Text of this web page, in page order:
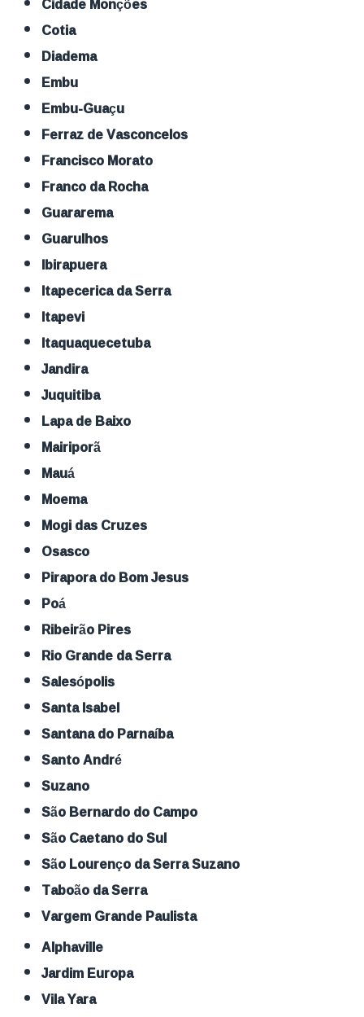
Cotia
Diadema
Embu
Embu-Guaçu
Ferraz de Vasconcelos
Francisco Morato
Franco da Rocha
Guararema
Guarulhos
Ibirapuera
Itapecerica da Serra
Itapevi
Itaquaquecetuba
Jandira
Juquitiba
Lapa de Baixo
Mairiporã
Mauá
Moema
Mogi das Cruzes
Osasco
Pirapora do Bom Jesus
Poá
Ribeirão Pires
Rio Grande da Serra
Salesópolis
Santa Isabel
Santana do Parnaíba
Santo André
Suzano
São Bernardo do Campo
São Caetano do Sul
São Lourenço da Serra Suzano
Taboão da Serra
Vargem Grande Paulista
Alphaville
Jardim Europa
Vila Yara